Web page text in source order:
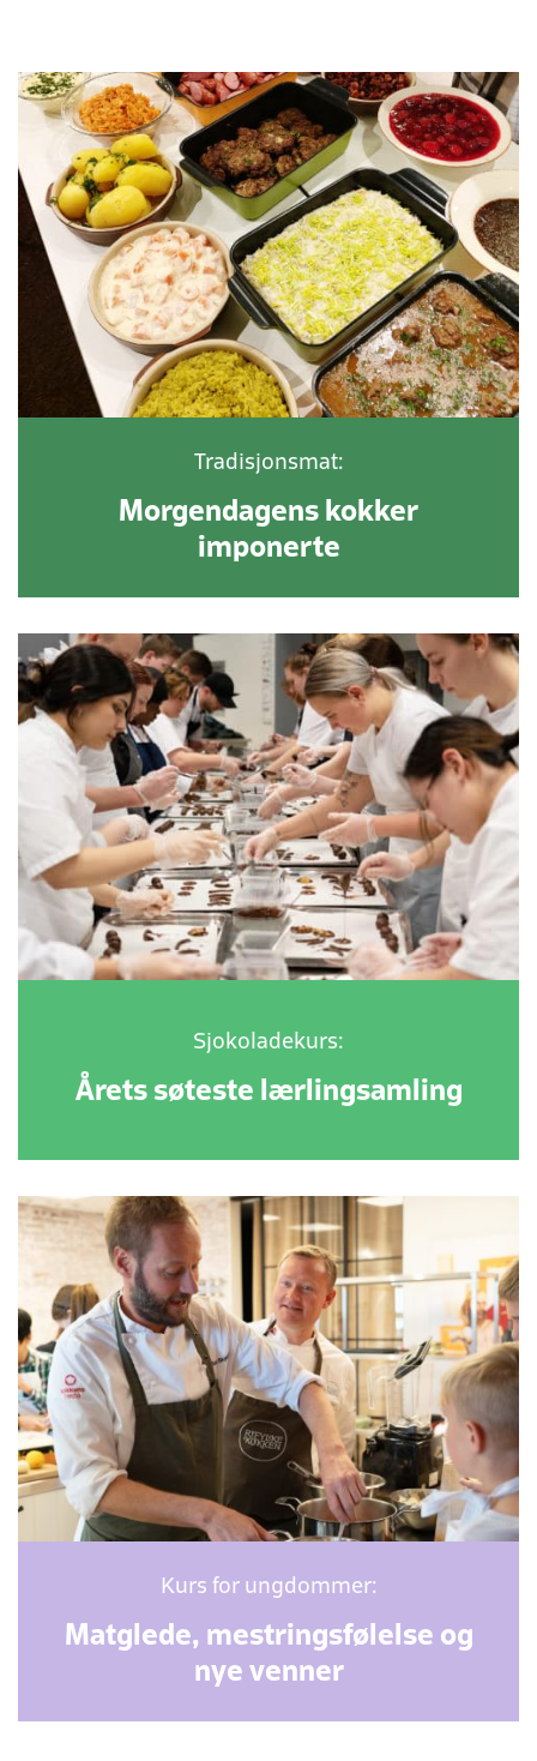
Tradisjonsmat:
Morgendagens kokker
imponerte
Sjokoladekurs:
Årets søteste lærlingsamling
Kurs for ungdommer:
Matglede, mestringsfølelse og
nye venner